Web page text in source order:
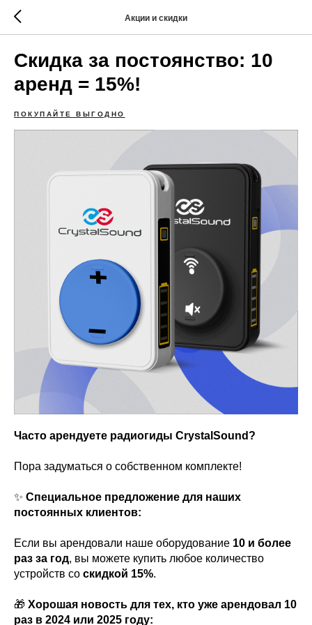
Акции и скидки
Скидка за постоянство: 10
аренд = 15%!
ПОКУПАЙТЕ ВЫГОДНО
Часто арендуете радиогиды CrystalSound?
Пора задуматься о собственном комплекте!
✨ Специальное предложение для наших
постоянных клиентов:
Если вы арендовали наше оборудование 10 и более
раз за год, вы можете купить любое количество
устройств со скидкой 15%.
🎁 Хорошая новость для тех, кто уже арендовал 10
раз в 2024 или 2025 году: